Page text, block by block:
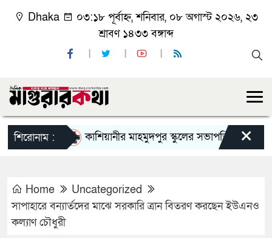
Dhaka
০৩:১৮ পূর্বাহ্ন, শনিবার, ০৮ অগাস্ট ২০২৬, ২৩
শ্রাবণ ১৪৩৩ বঙ্গাব্দ
শিরোনাম : কাশিয়ানীর মাহমুদপুর স্কুলের সভাপতি হলেন গোবিন্দ
×
Home
Uncategorized
সাপাহারে বন্যার্তদের মাঝে সরকারি ত্রান বিতরণ করছেন ইউএনও
কল্যাণ চৌধুরী